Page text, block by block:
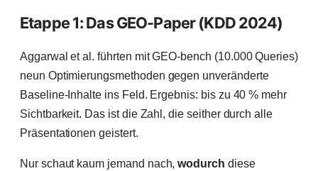
Etappe 1: Das GEO-Paper (KDD 2024)
Aggarwal et al. führten mit GEO-bench (10.000 Queries)
neun Optimierungsmethoden gegen unveränderte
Baseline-Inhalte ins Feld. Ergebnis: bis zu 40 % mehr
Sichtbarkeit. Das ist die Zahl, die seither durch alle
Präsentationen geistert.
Nur schaut kaum jemand nach,wodurch diese